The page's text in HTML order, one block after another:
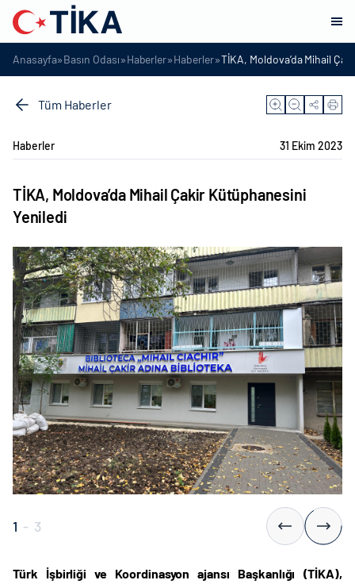
Anasayfa»Basın Odası»Haberler»Haberler»TİKA, Moldova’da Mihail
Tüm Haberler
Haberler 31 Ekim 2023
TİKA, Moldova’da Mihail Çakir Kütüphanesini
Yeniledi
1 - 3
Türk İşbirliği ve Koordinasyon ajansı Başkanlığı (TİKA),